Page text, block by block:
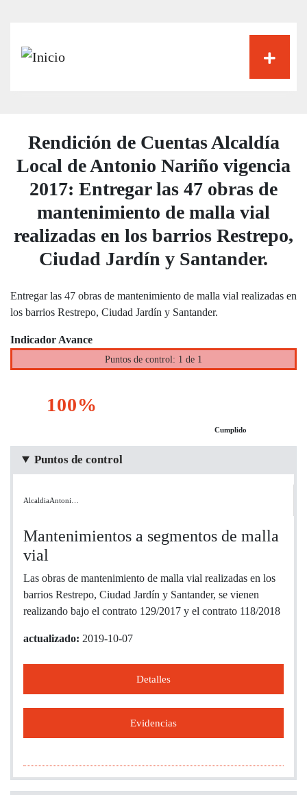
Rendición de Cuentas Alcaldía
Local de Antonio Nariño vigencia
2017: Entregar las 47 obras de
mantenimiento de malla vial
realizadas en los barrios Restrepo,
Ciudad Jardín y Santander.
Entregar las 47 obras de mantenimiento de malla vial realizadas en
los barrios Restrepo, Ciudad Jardín y Santander.
Indicador Avance
Puntos de control: 1 de 1
100%
Cumplido
Puntos de control
AlcaldiaAntoni…
Mantenimientos a segmentos de malla
vial
Las obras de mantenimiento de malla vial realizadas en los
barrios Restrepo, Ciudad Jardín y Santander, se vienen
realizando bajo el contrato 129/2017 y el contrato 118/2018
actualizado: 2019-10-07
Detalles
Evidencias